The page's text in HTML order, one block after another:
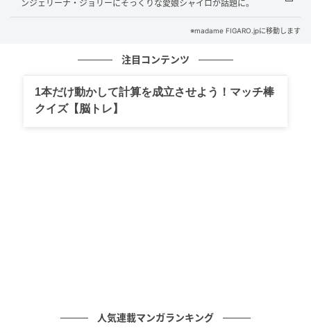
インナップ。マンハッタンの風景を映し出したセイボ
リーと、ニューヨークらしい華やかなスイーツをコー
ス仕立てで楽しんだ後は、トロリーで焼き菓子を提供
ると、オリジナルギフトのプレゼントも用意（数量限
定）。
問い合わせ先：ハリー・ウィンストン クライアントイ
ンジェリーナ・ジョリーにそっくりな愛娘シャイロが話題に。
※madame FIGARO.jpに移動します
注目コンテンツ
1本だけ動かして計算を成立させよう！マッチ棒
クイズ【脳トレ】
人気連載マンガランキング